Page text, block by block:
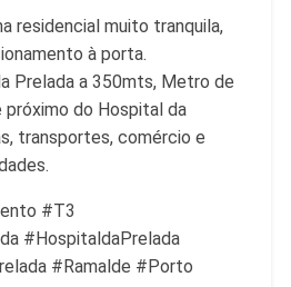
residencial muito tranquila,
à porta.
Prelada a 350mts, Metro de
próximo do Hospital da
transportes, comércio e
#T3
#HospitaldaPrelada
#Ramalde #Porto